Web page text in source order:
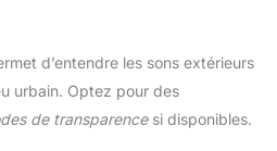
d’entendre les sons extérieurs
urbain. Optez pour des
de transparencesi disponibles.